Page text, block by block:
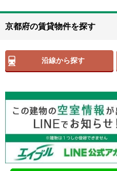
京都府の賃貸物件を探す
沿線から探す